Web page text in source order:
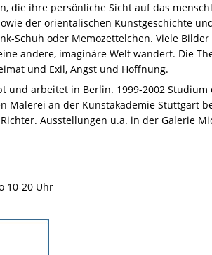
die ihre persönliche Sicht auf das
der orientalischen Kunstgeschichte
Schuh oder Memozettelchen. Viele
andere, imaginäre Welt wandert. Die
und Exil, Angst und Hoffnung.
und arbeitet in Berlin. 1999-2002
Malerei an der Kunstakademie Stuttgart
Ausstellungen u.a. in der Galerie
10-20 Uhr